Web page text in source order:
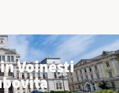
Voinesti